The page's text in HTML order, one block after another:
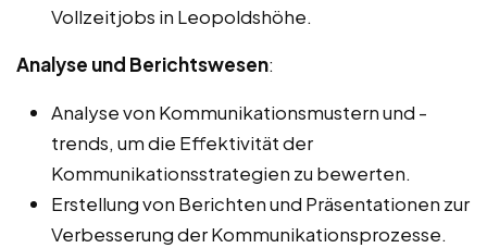
Vollzeitjobs in Leopoldshöhe.
Analyse und Berichtswesen:
Analyse von Kommunikationsmustern und -
trends, um die Effektivität der
Kommunikationsstrategien zu bewerten.
Erstellung von Berichten und Präsentationen zur
Verbesserung der Kommunikationsprozesse.